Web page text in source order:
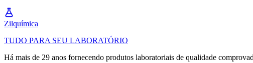
Zilquímica
TUDO PARA SEU LABORATÓRIO
Há mais de 29 anos fornecendo produtos laboratoriais de qualidade